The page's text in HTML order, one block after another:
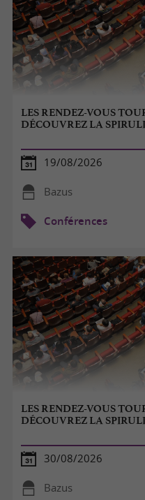
LES RENDEZ-VOUS
DÉCOUVREZ LA
19/08/2026
Bazus
Conférences
LES RENDEZ-VOUS
DÉCOUVREZ LA
30/08/2026
Bazus